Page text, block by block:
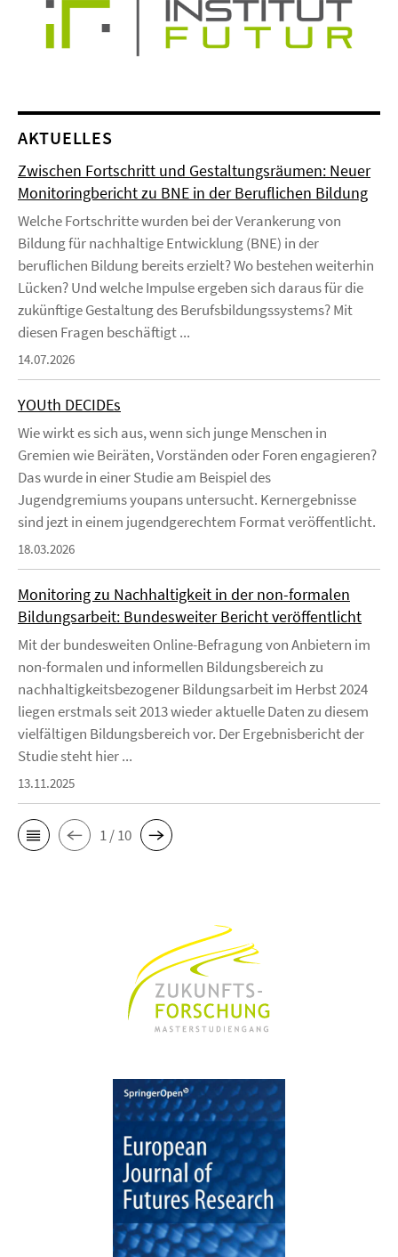
AKTUELLES
Zwischen Fortschritt und Gestaltungsräumen: Neuer
Monitoringbericht zu BNE in der Beruflichen Bildung
Welche Fortschritte wurden bei der Verankerung von
Bildung für nachhaltige Entwicklung (BNE) in der
beruflichen Bildung bereits erzielt? Wo bestehen weiterhin
Lücken? Und welche Impulse ergeben sich daraus für die
zukünftige Gestaltung des Berufsbildungssystems? Mit
diesen Fragen beschäftigt ...
14.07.2026
YOUth DECIDEs
Wie wirkt es sich aus, wenn sich junge Menschen in
Gremien wie Beiräten, Vorständen oder Foren engagieren?
Das wurde in einer Studie am Beispiel des
Jugendgremiums youpans untersucht. Kernergebnisse
sind jezt in einem jugendgerechtem Format veröffentlicht.
18.03.2026
Monitoring zu Nachhaltigkeit in der non-formalen
Bildungsarbeit: Bundesweiter Bericht veröffentlicht
Mit der bundesweiten Online-Befragung von Anbietern im
non-formalen und informellen Bildungsbereich zu
nachhaltigkeitsbezogener Bildungsarbeit im Herbst 2024
liegen erstmals seit 2013 wieder aktuelle Daten zu diesem
vielfältigen Bildungsbereich vor. Der Ergebnisbericht der
Studie steht hier ...
13.11.2025
1 / 10